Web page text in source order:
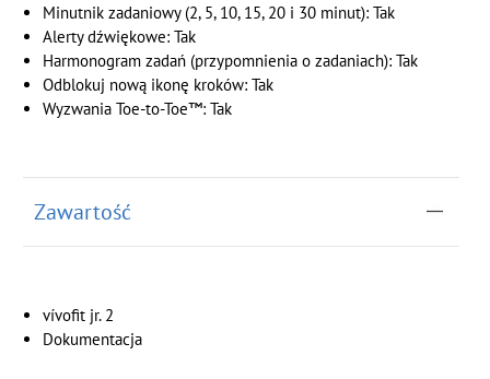
Minutnik zadaniowy (2, 5, 10, 15, 20 i 30 minut): Tak
Alerty dźwiękowe: Tak
Harmonogram zadań (przypomnienia o zadaniach): Tak
Odblokuj nową ikonę kroków: Tak
Wyzwania Toe-to-Toe™: Tak
Zawartość
vívofit jr. 2
Dokumentacja